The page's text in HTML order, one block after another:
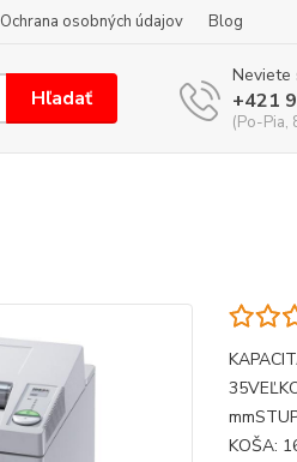
Ochrana osobných údajov Blog
Hľadať
Neviete
+421
(Po-Pia,
KOŠA: